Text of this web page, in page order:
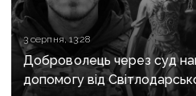
3 серпня, 13:28
Доброволець через суд
допомогу від